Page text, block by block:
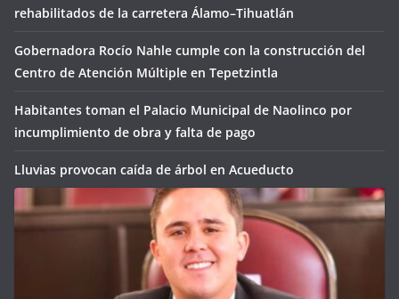
rehabilitados de la carretera Álamo–Tihuatlán
Gobernadora Rocío Nahle cumple con la construcción del
Centro de Atención Múltiple en Tepetzintla
Habitantes toman el Palacio Municipal de Naolinco por
incumplimiento de obra y falta de pago
Lluvias provocan caída de árbol en Acueducto